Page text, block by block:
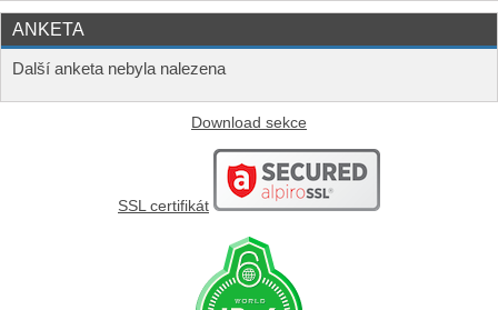
ANKETA
Další anketa nebyla nalezena
Download sekce
SSL certifikát